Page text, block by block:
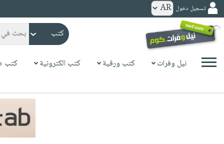
كتب
ورقية
المواضيع
الكترونية
تسجيل دخول
نيل وفرات كتب ورقية كتب الكترونية كتب